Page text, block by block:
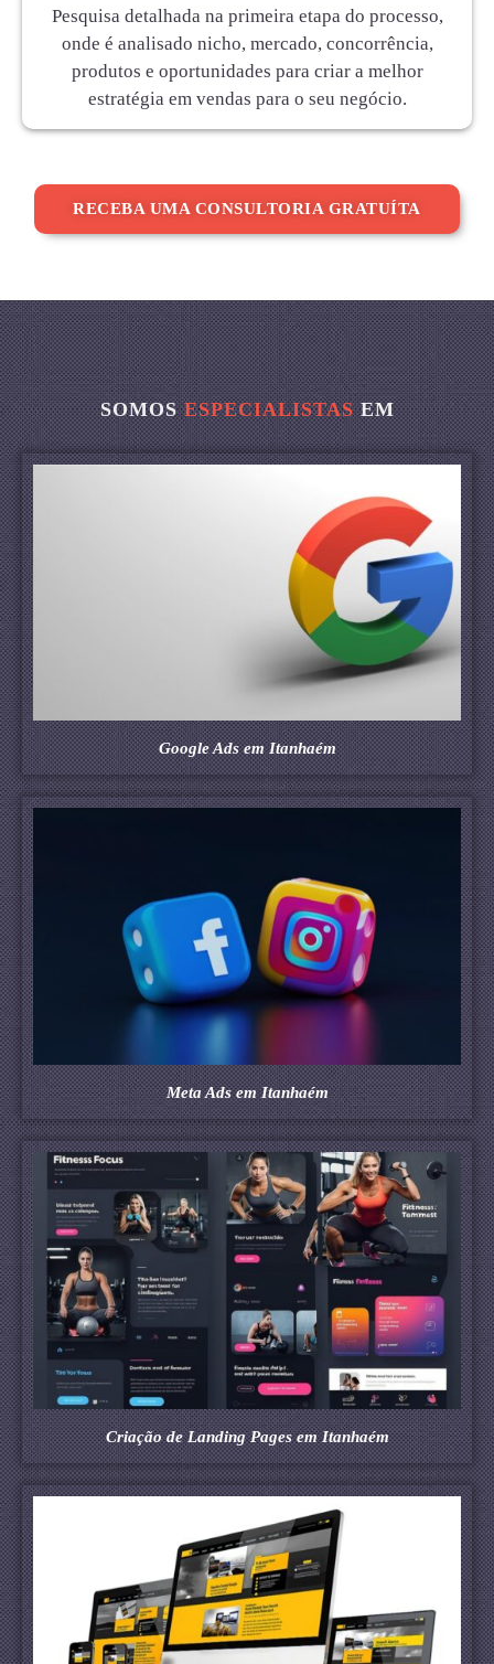
Pesquisa detalhada na primeira etapa do processo,
onde é analisado nicho, mercado, concorrência,
produtos e oportunidades para criar a melhor
estratégia em vendas para o seu negócio.
RECEBA UMA CONSULTORIA GRATUÍTA
SOMOSESPECIALISTASEM
Google Ads em Itanhaém
Meta Ads em Itanhaém
Criação de Landing Pages em Itanhaém